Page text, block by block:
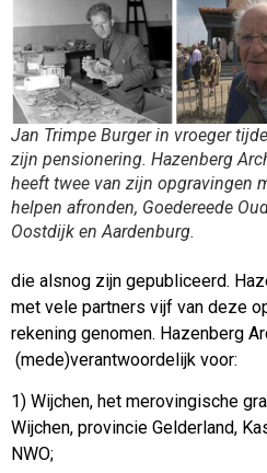
Jan Trimpe Burger in vroeger
zijn pensionering. Hazenberg
heeft twee van zijn opgravingen
helpen afronden, Goedereede
Oostdijk en Aardenburg.
die alsnog zijn gepubliceerd.
met vele partners vijf van deze
rekening genomen. Hazenberg
(mede)verantwoordelijk voor:
1) Wijchen, het merovingische
Wijchen, provincie Gelderland,
NWO;